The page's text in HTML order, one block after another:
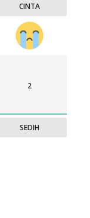
CINTA
2
SEDIH